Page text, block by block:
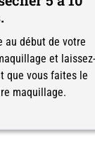
5 à 10
au début de votre
et laissez-
que vous faites le